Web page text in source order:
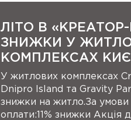
ЛІТО В
ЗНИЖКИ У
КОМПЛЕКСАХ
У житлових комплексах
Dnipro Island та Gravity
знижки на житло.За умови
оплати:11% знижки Акція